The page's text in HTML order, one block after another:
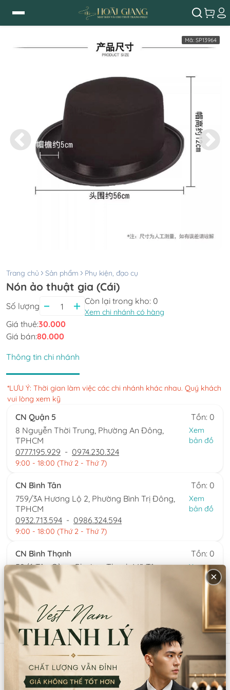
Mã: SP13964
Trang chủ Sản phẩm Phụ kiện, đạo cụ
Nón ảo thuật gia (Cái)
Số lượng
Còn lại trong kho: 0
Xem chi nhánh có hàng
Giá thuê:30.000
Giá bán:80.000
Thông tin chi nhánh
*LƯU Ý: Thời gian làm việc các chi nhánh khác nhau. Quý khách
vui lòng xem kỹ
CN Quận 5
Tồn: 0
8 Nguyễn Thời Trung, Phường An Đông,
TPHCM
Xem
bản đồ
0777.195.929 - 0974.230.324
9:00 - 18:00 (Thứ 2 - Thứ 7)
CN Bình Tân
Tồn: 0
759/3A Hương Lộ 2, Phường Bình Trị Đông,
TPHCM
Xem
bản đồ
0932.713.594 - 0986.324.594
9:00 - 18:00 (Thứ 2 - Thứ 7)
CN Bình Thạnh
Tồn: 0
58/6 Tân Cảng, Phường Thạnh Mỹ Tây,
TPHCM
Xem
bản đồ
086.7474.247 086.8644.086
9:00 - 18:00 (Thứ 2 - Chủ nhật)
Sản phẩm tương tự
RÂU GIẢ HÓA TRANG ĐEN,
TRẮNG (BỘ)
Mã:SP13155
SÚNG NGẮN MÔ HÌNH BẰNG
NHỰA (MẪU SỐ 4)
×